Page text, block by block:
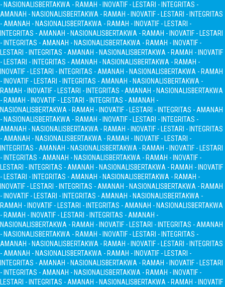
- NASIONALISBERTAKWA - RAMAH - INOVATIF - LESTARI - INTEGRITAS -
AMANAH - NASIONALISBERTAKWA - RAMAH - INOVATIF - LESTARI - INTEGRITAS
- AMANAH - NASIONALISBERTAKWA - RAMAH - INOVATIF - LESTARI -
INTEGRITAS - AMANAH - NASIONALISBERTAKWA - RAMAH - INOVATIF - LESTARI
- INTEGRITAS - AMANAH - NASIONALISBERTAKWA - RAMAH - INOVATIF -
LESTARI - INTEGRITAS - AMANAH - NASIONALISBERTAKWA - RAMAH - INOVATIF
- LESTARI - INTEGRITAS - AMANAH - NASIONALISBERTAKWA - RAMAH -
INOVATIF - LESTARI - INTEGRITAS - AMANAH - NASIONALISBERTAKWA - RAMAH
- INOVATIF - LESTARI - INTEGRITAS - AMANAH - NASIONALISBERTAKWA -
RAMAH - INOVATIF - LESTARI - INTEGRITAS - AMANAH - NASIONALISBERTAKWA
- RAMAH - INOVATIF - LESTARI - INTEGRITAS - AMANAH -
NASIONALISBERTAKWA - RAMAH - INOVATIF - LESTARI - INTEGRITAS - AMANAH
- NASIONALISBERTAKWA - RAMAH - INOVATIF - LESTARI - INTEGRITAS -
AMANAH - NASIONALISBERTAKWA - RAMAH - INOVATIF - LESTARI - INTEGRITAS
- AMANAH - NASIONALISBERTAKWA - RAMAH - INOVATIF - LESTARI -
INTEGRITAS - AMANAH - NASIONALISBERTAKWA - RAMAH - INOVATIF - LESTARI
- INTEGRITAS - AMANAH - NASIONALISBERTAKWA - RAMAH - INOVATIF -
LESTARI - INTEGRITAS - AMANAH - NASIONALISBERTAKWA - RAMAH - INOVATIF
- LESTARI - INTEGRITAS - AMANAH - NASIONALISBERTAKWA - RAMAH -
INOVATIF - LESTARI - INTEGRITAS - AMANAH - NASIONALISBERTAKWA - RAMAH
- INOVATIF - LESTARI - INTEGRITAS - AMANAH - NASIONALISBERTAKWA -
RAMAH - INOVATIF - LESTARI - INTEGRITAS - AMANAH - NASIONALISBERTAKWA
- RAMAH - INOVATIF - LESTARI - INTEGRITAS - AMANAH -
NASIONALISBERTAKWA - RAMAH - INOVATIF - LESTARI - INTEGRITAS - AMANAH
- NASIONALISBERTAKWA - RAMAH - INOVATIF - LESTARI - INTEGRITAS -
AMANAH - NASIONALISBERTAKWA - RAMAH - INOVATIF - LESTARI - INTEGRITAS
- AMANAH - NASIONALISBERTAKWA - RAMAH - INOVATIF - LESTARI -
INTEGRITAS - AMANAH - NASIONALISBERTAKWA - RAMAH - INOVATIF - LESTARI
- INTEGRITAS - AMANAH - NASIONALISBERTAKWA - RAMAH - INOVATIF -
LESTARI - INTEGRITAS - AMANAH - NASIONALISBERTAKWA - RAMAH - INOVATIF